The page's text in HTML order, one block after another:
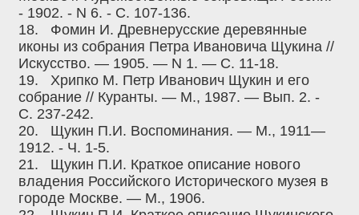
- 1902. - N 6. - С. 107-136.
18.
Фомин И. Древнерусские деревянные
иконы из собрания Петра Ивановича Щукина //
Искусство. — 1905. — N 1. — С. 11-18.
19.
Хрипко М. Петр Иванович Щукин и его
собрание // Куранты. — М., 1987. — Вып. 2. -
С. 237-242.
20.
Щукин П.И. Воспоминания. — М., 1911—
1912. - Ч. 1-5.
21.
Щукин П.И. Краткое описание нового
владения Российского Исторического музея в
городе Москве. — М., 1906.